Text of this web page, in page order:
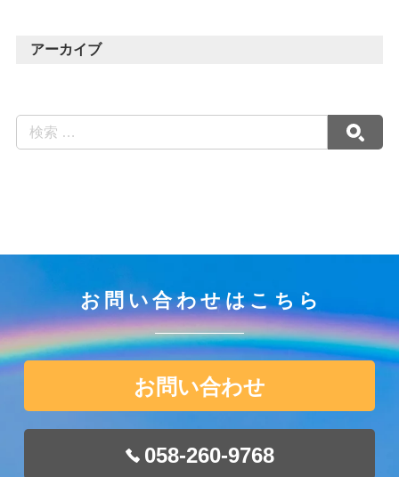
アーカイブ
お問い合わせはこちら
お問い合わせ
058-260-9768